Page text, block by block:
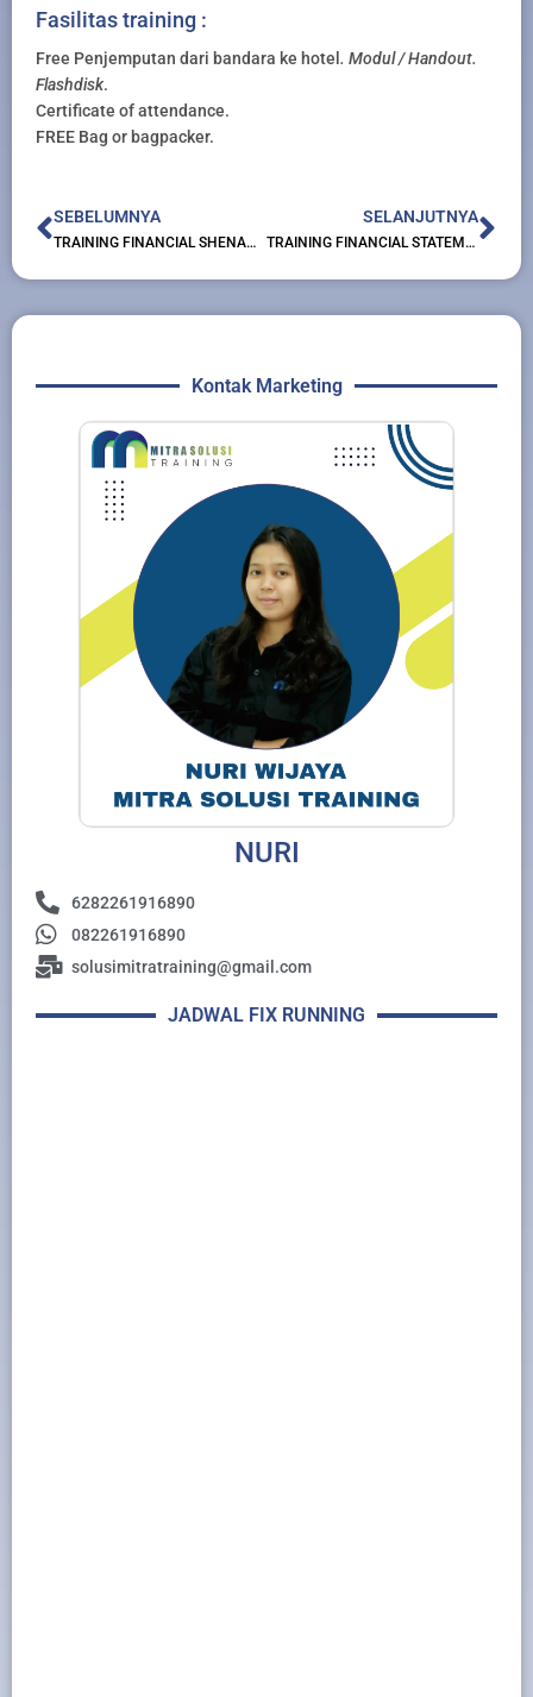
Fasilitas training :
Free Penjemputan dari bandara ke hotel . Modul / Handout.
Flashdisk.
Certificate of attendance.
FREE Bag or bagpacker.
Prev
SEBELUMNYA
TRAINING FINANCIAL SHENANIGANS: PENDETEKSIAN KECURANGAN DALAM LAPORAN KEUANGAN
SELANJUTNYA
TRAINING FINANCIAL STATEMENT ANALYSIS
Kontak Marketing
NURI
6282261916890
082261916890
solusimitratraining@gmail.com
JADWAL FIX RUNNING